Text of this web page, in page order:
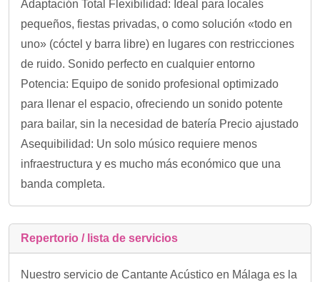
Adaptación Total Flexibilidad: Ideal para locales
pequeños, fiestas privadas, o como solución «todo en
uno» (cóctel y barra libre) en lugares con restricciones
de ruido. Sonido perfecto en cualquier entorno
Potencia: Equipo de sonido profesional optimizado
para llenar el espacio, ofreciendo un sonido potente
para bailar, sin la necesidad de batería Precio ajustado
Asequibilidad: Un solo músico requiere menos
infraestructura y es mucho más económico que una
banda completa.
Repertorio / lista de servicios
Nuestro servicio de Cantante Acústico en Málaga es la